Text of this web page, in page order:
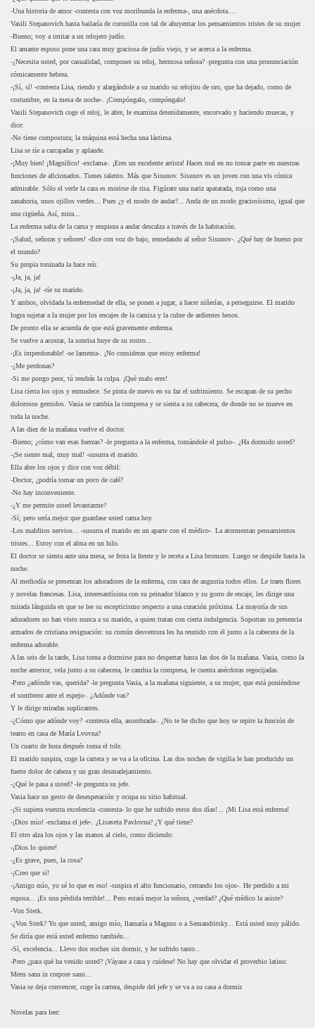
-Una historia de amor -contesta con voz moribunda la enferma-, una anécdota....
Vasili Stepanovich hasta bailaría de coronilla con tal de ahuyentar los pensamientos tristes de su mujer.
-Bueno; voy a imitar a un relojero judío.
El amante esposo pone una cara muy graciosa de judío viejo, y se acerca a la enferma.
-¿Necesita usted, por casualidad, componer su reloj, hermosa señora? -pregunta con una pronunciación
cómicamente hebrea.
-¡Sí, sí! -contesta Lisa, riendo y alargándole a su marido su relojito de oro, que ha dejado, como de
costumbre, en la mesa de noche-. ¡Compóngalo, compóngalo!
Vasili Stepanovich coge el reloj, le abre, le examina detenidamente, encorvado y haciendo muecas, y
dice:
-No tiene compostura; la máquina está hecha una lástima.
Lisa se ríe a carcajadas y aplaude.
-¡Muy bien! ¡Magnífico! -exclama-. ¡Eres un excelente artista! Haces mal en no tomar parte en nuestras
funciones de aficionados. Tienes talento. Más que Sisunov. Sisunov es un joven con una vis cónica
admirable. Sólo el verle la cara es morirse de risa. Figúrate una nariz apatatada, roja como una
zanahoria, unos ojillos verdes... Pues ¿y el modo de andar?... Anda de un modo graciosísimo, igual que
una cigüeña. Así, mira...
La enferma salta de la cama y empieza a andar descalza a través de la habitación.
-¡Salud, señoras y señores! -dice con voz de bajo, remedando al señor Sisunov-. ¿Qué hay de bueno por
el mundo?
Su propia toninada la hace reír.
-¡Ja, ja, ja!
-¡Ja, ja, ja! -ríe su marido.
Y ambos, olvidada la enfermedad de ella, se ponen a jugar, a hacer niñerías, a perseguirse. El marido
logra sujetar a la mujer por los encajes de la camisa y la cubre de ardientes besos.
De pronto ella se acuerda de que está gravemente enferma.
Se vuelve a acostar, la sonrisa huye de su rostro...
-¡Es imperdonable! -se lamenta-. ¡No consideras que estoy enferma!
-¿Me perdonas?
-Si me pongo peor, tú tendrás la culpa. ¡Qué malo eres!
Lisa cierra los ojos y enmudece. Se pinta de nuevo en su faz el sufrimiento. Se escapan de su pecho
dolorosos gemidos. Vasia se cambia la compresa y se sienta a su cabecera, de donde no se mueve en
toda la noche.
A las diez de la mañana vuelve el doctor.
-Bueno; ¿cómo van esas fuerzas? -le pregunta a la enferma, tomándole el pulso-. ¿Ha dormido usted?
-¡Se siente mal, muy mal! -susurra el marido.
Ella abre los ojos y dice con voz débil:
-Doctor, ¿podría tomar un poco de café?
-No hay inconveniente.
-¿Y me permite usted levantarme?
-Sí; pero sería mejor que guardase usted cama hoy.
-Los malditos nervios... -susurra el marido en un aparte con el médico-. La atormentan pensamientos
tristes... Estoy con el alma en un hilo.
El doctor se sienta ante una mesa, se frota la frente y le receta a Lisa bromuro. Luego se despide hasta la
noche.
Al mediodía se presentan los adoradores de la enferma, con cara de angustia todos ellos. Le traen flores
y novelas francesas. Lisa, interesantísima con su peinador blanco y su gorro de encaje, les dirige una
mirada lánguida en que se lee su escepticismo respecto a una curación próxima. La mayoría de sus
adoradores no han visto nunca a su marido, a quien tratan con cierta indulgencia. Soportan su presencia
armados de cristiana resignación: su común desventura les ha reunido con él junto a la cabecera de la
enferma adorable.
A las seis de la tarde, Lisa torna a dormirse para no despertar hasta las dos de la mañana. Vasia, como la
noche anterior, vela junto a su cabecera, le cambia la compresa, le cuenta anécdotas regocijadas.
-Pero ¿adónde vas, querida? -le pregunta Vasia, a la mañana siguiente, a su mujer, que está poniéndose
el sombrero ante el espejo-. ¿Adónde vas?
Y le dirige miradas suplicantes.
-¿Cómo que adónde voy? -contesta ella, asombrada-. ¿No te he dicho que hoy se repite la función de
teatro en casa de María Lvovna?
Un cuarto de hora después toma el tole.
El marido suspira, coge la cartera y se va a la oficina. Las dos noches de vigilia le han producido un
fuerte dolor de cabeza y un gran desmadejamiento.
-¿Qué le pasa a usted? -le pregunta su jefe.
Vasia hace un gesto de desesperación y ocupa su sitio habitual.
-¡Si supiera vuestra excelencia -contesta- lo que he sufrido estos dos días!... ¡Mi Lisa está enferma!
-¡Dios mío! -exclama el jefe-. ¿Lisaveta Pavlovna? ¿Y qué tiene?
El otro alza los ojos y las manos al cielo, como diciendo:
-¡Dios lo quiere!
-¿Es grave, pues, la cosa?
-¡Creo que sí!
-¡Amigo mío, yo sé lo que es eso! -suspira el alto funcionario, cerrando los ojos-. He perdido a mi
esposa... ¡Es una pérdida terrible!... Pero estará mejor la señora, ¿verdad? ¿Qué médico la asiste?
-Von Sterk.
-¿Von Sterk? Yo que usted, amigo mío, llamaría a Magnus o a Semandritsky... Está usted muy pálido.
Se diría que está usted enfermo también...
-Sí, excelencia... Llevo dos noches sin dormir, y he sufrido tanto...
-Pero ¿para qué ha venido usted? ¡Váyase a casa y cuídese! No hay que olvidar el proverbio latino:
Mens sana in corpore sano...
Vasia se deja convencer, coge la cartera, despide del jefe y se va a su casa a dormir.
Novelas para leer: